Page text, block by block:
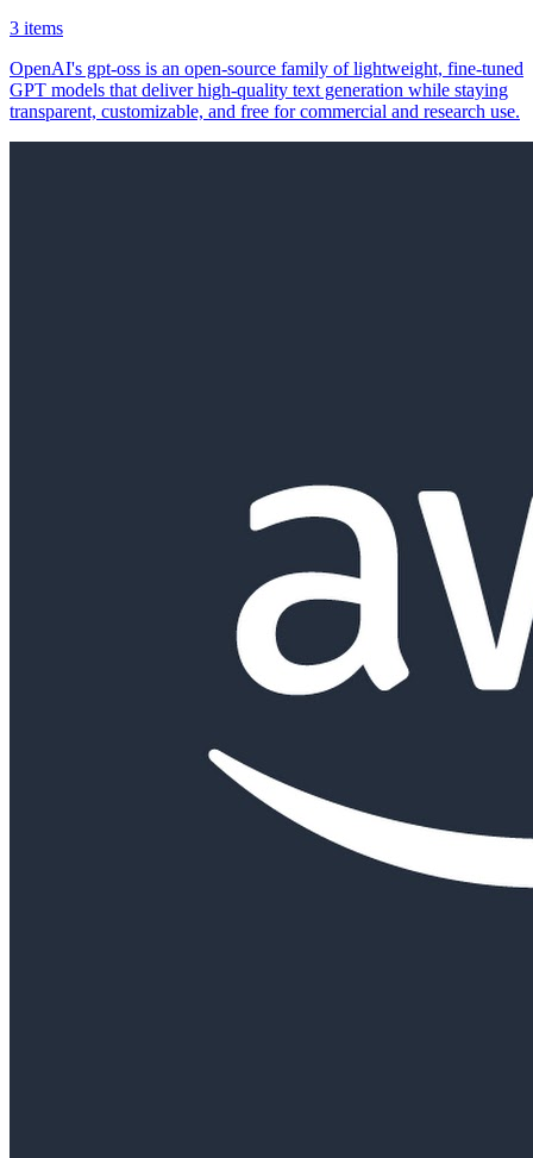
3 items
OpenAI's gpt-oss is an open‑source family of lightweight, fine‑tuned
GPT models that deliver high‑quality text generation while staying
transparent, customizable, and free for commercial and research use.